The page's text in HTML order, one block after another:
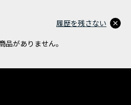
品がありません。
履歴を残さない